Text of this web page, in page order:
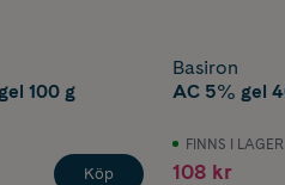
100 g
Köp
Basiron
AC 5% gel
FINNS I LAGER
108 kr